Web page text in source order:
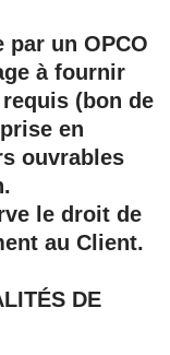
un OPCO
à fournir
(bon de
en
ouvrables
le droit de
au Client.
DE